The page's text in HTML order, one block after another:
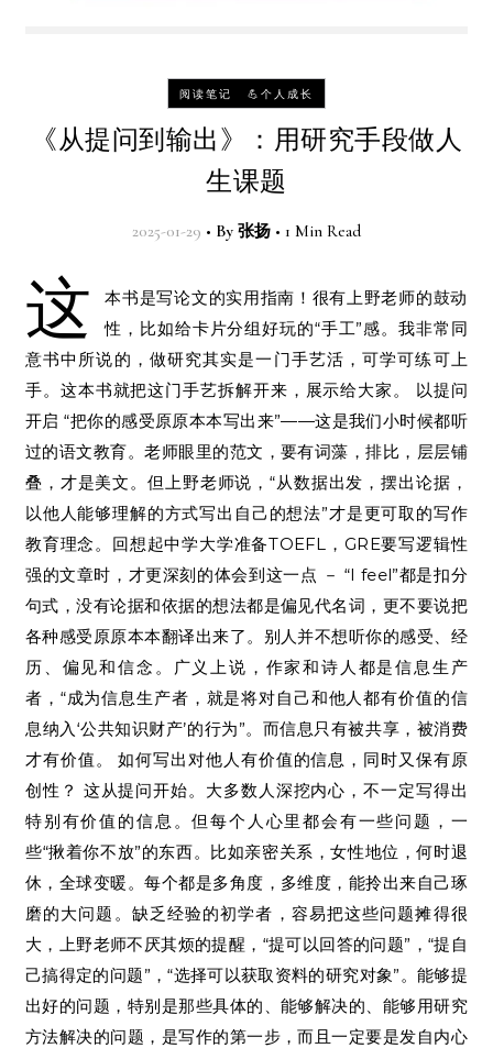
阅读笔记 💪个人成长
《从提问到输出》：用研究手段做人
生课题
2025-01-29 • By 张扬 • 1 Min Read
这
本书是写论文的实用指南！很有上野老师的鼓动
性，比如给卡片分组好玩的“手工”感。我非常同
意书中所说的，做研究其实是一门手艺活，可学可练可上
手。这本书就把这门手艺拆解开来，展示给大家。 以提问
开启 “把你的感受原原本本写出来”——这是我们小时候都听
过的语文教育。老师眼里的范文，要有词藻，排比，层层铺
叠，才是美文。但上野老师说，“从数据出发，摆出论据，
以他人能够理解的方式写出自己的想法”才是更可取的写作
教育理念。回想起中学大学准备TOEFL，GRE要写逻辑性
强的文章时，才更深刻的体会到这一点 － “I feel”都是扣分
句式，没有论据和依据的想法都是偏见代名词，更不要说把
各种感受原原本本翻译出来了。别人并不想听你的感受、经
历、偏见和信念。广义上说，作家和诗人都是信息生产
者，“成为信息生产者，就是将对自己和他人都有价值的信
息纳入‘公共知识财产’的行为”。而信息只有被共享，被消费
才有价值。 如何写出对他人有价值的信息，同时又保有原
创性？ 这从提问开始。大多数人深挖内心，不一定写得出
特别有价值的信息。但每个人心里都会有一些问题，一
些“揪着你不放”的东西。比如亲密关系，女性地位，何时退
休，全球变暖。每个都是多角度，多维度，能拎出来自己琢
磨的大问题。缺乏经验的初学者，容易把这些问题摊得很
大，上野老师不厌其烦的提醒，“提可以回答的问题”，“提自
己搞得定的问题”，“选择可以获取资料的研究对象”。能够提
出好的问题，特别是那些具体的、能够解决的、能够用研究
方法解决的问题，是写作的第一步，而且一定要是发自内心